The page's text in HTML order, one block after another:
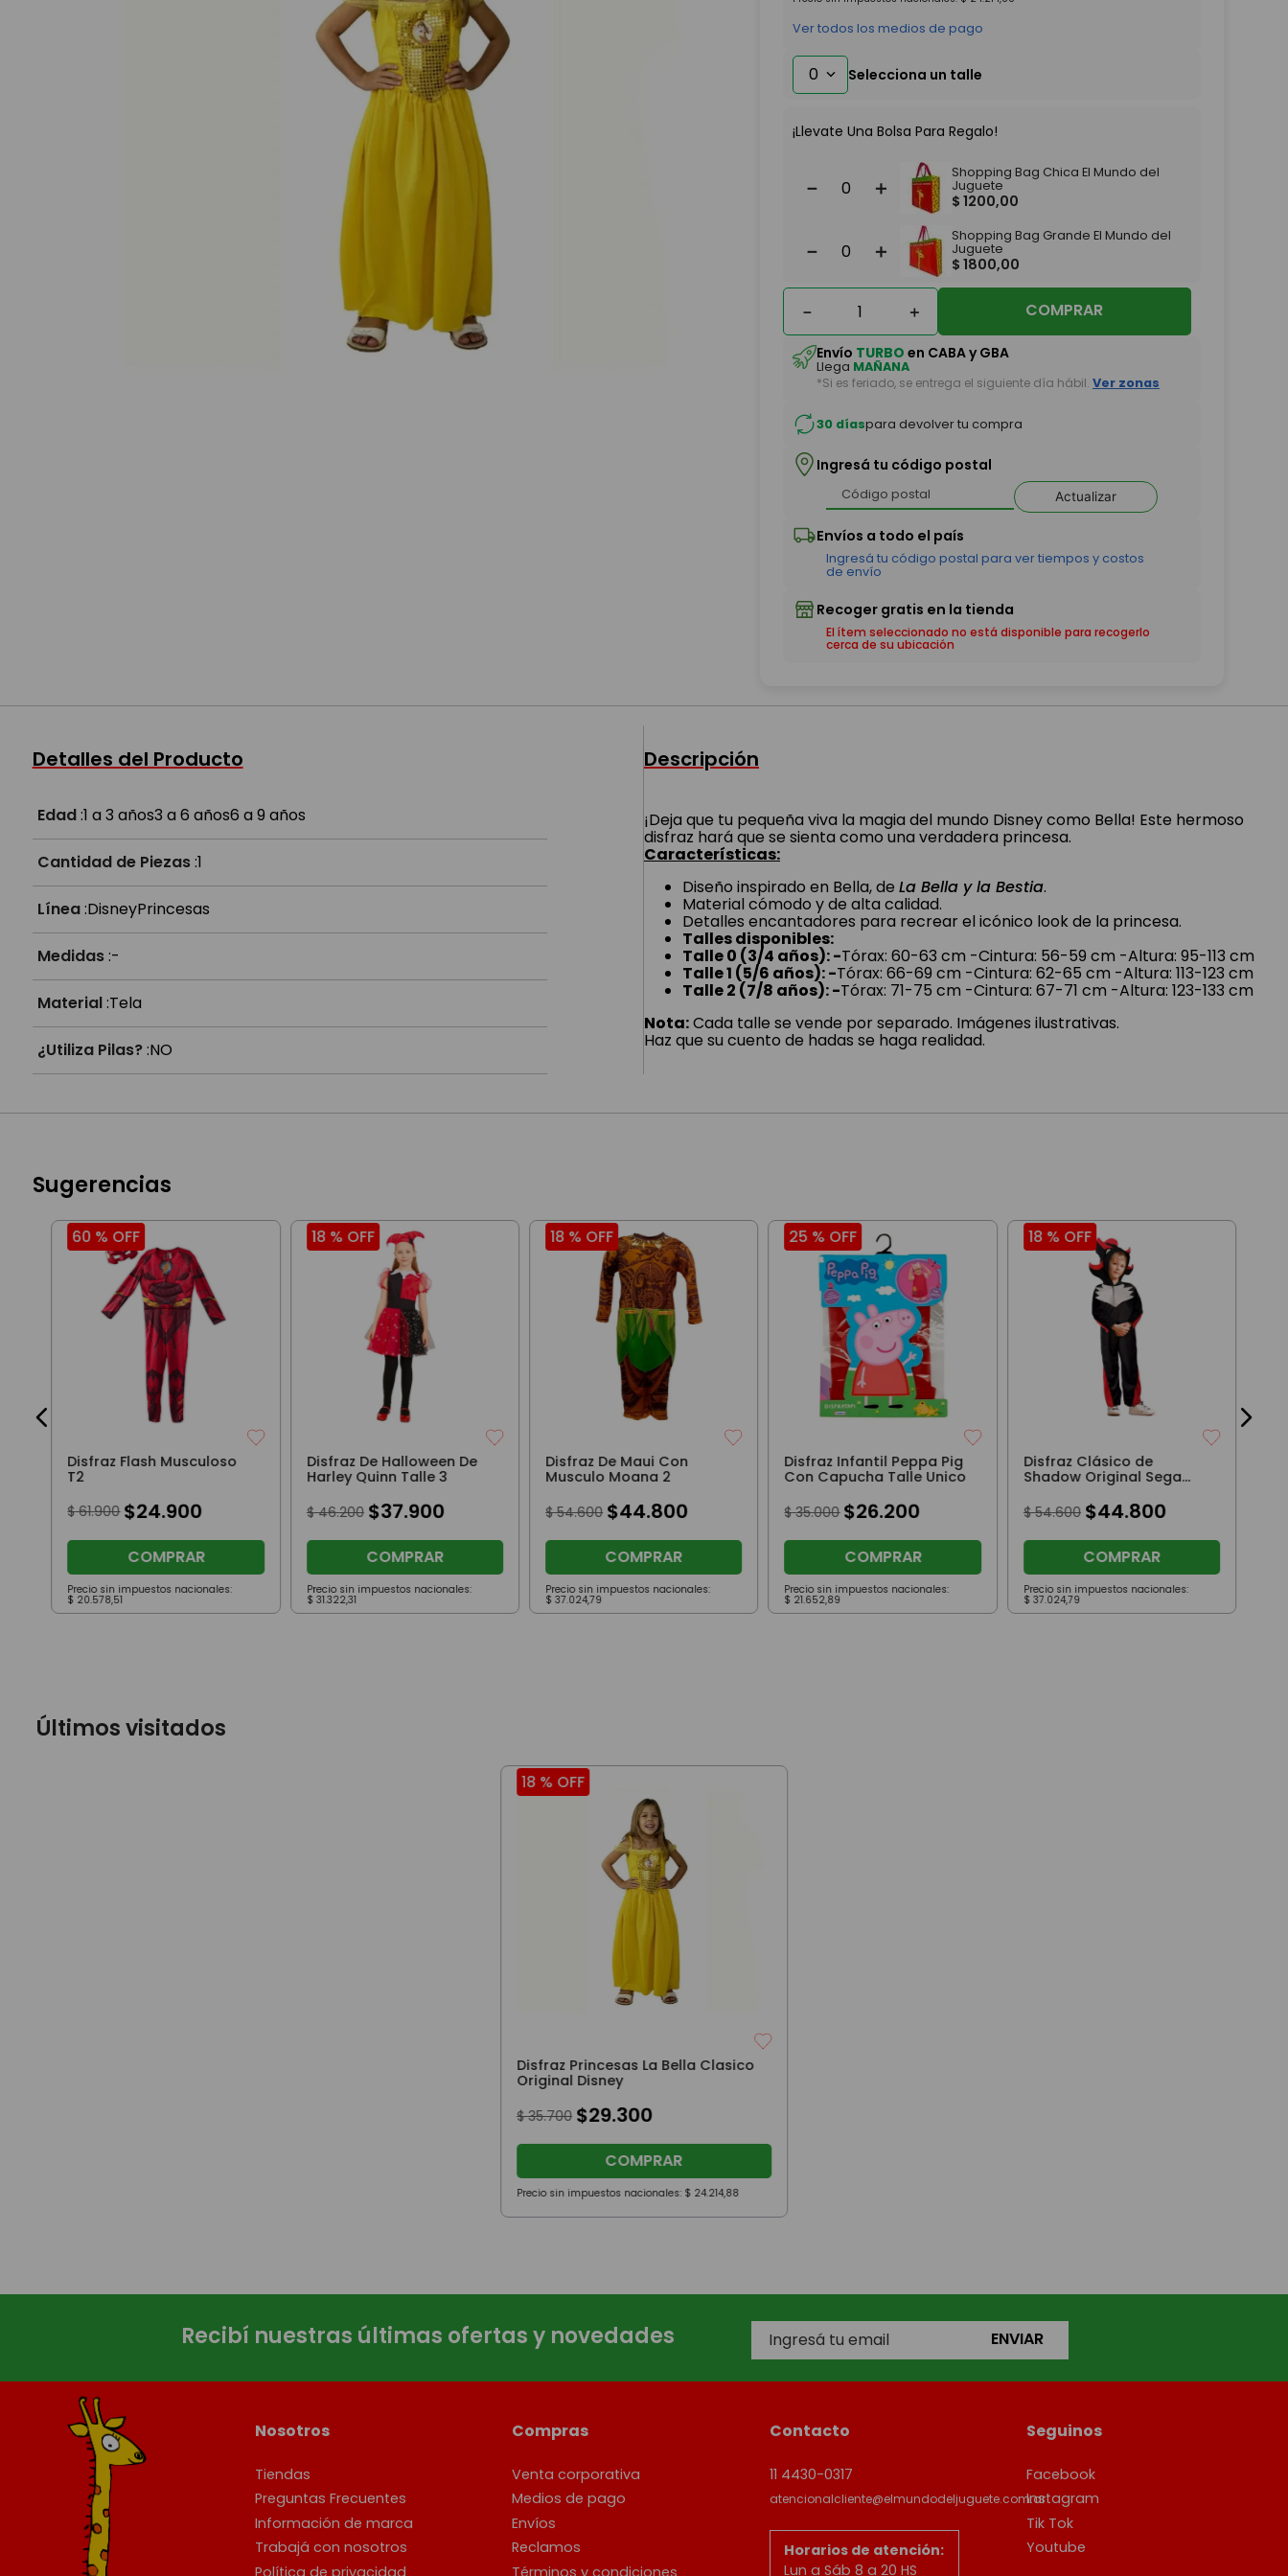
Ver todos los medios de pago
0
¡Llevate Una Bolsa Para Regalo!
＋
－
Shopping Bag Chica El Mundo del
Juguete
$ 1200,00
＋
－
Shopping Bag Grande El Mundo del
Juguete
$ 1800,00
＋
－ COMPRAR
Envío TURBO en CABA y GBA
Llega MAÑANA
*Si es feriado, se entrega el siguiente día hábil. Ver zonas
30 díaspara devolver tu compra
Ingresá tu código postal
Actualizar
El ítem seleccionado no está disponible para recogerlo
cerca de su ubicación
Detalles del Producto
Edad:1 a 3 años3 a 6 años6 a 9 años
Cantidad de Piezas:1
Línea:DisneyPrincesas
Medidas:-
Material:Tela
¿Utiliza Pilas?:NO
Descripción
¡Deja que tu pequeña viva la magia del mundo Disney como Bella! Este hermoso
disfraz hará que se sienta como una verdadera princesa.
Características:
Diseño inspirado en Bella, de La Bella y la Bestia.
Material cómodo y de alta calidad.
Detalles encantadores para recrear el icónico look de la princesa.
Talles disponibles:
Talle 0 (3/4 años): -Tórax: 60-63 cm -Cintura: 56-59 cm -Altura: 95-113 cm
Talle 1 (5/6 años): -Tórax: 66-69 cm -Cintura: 62-65 cm -Altura: 113-123 cm
Talle 2 (7/8 años): -Tórax: 71-75 cm -Cintura: 67-71 cm -Altura: 123-133 cm
Nota:Cada talle se vende por separado. Imágenes ilustrativas.
Haz que su cuento de hadas se haga realidad.
Sugerencias
60 % OFF
Disfraz Flash Musculoso
T2
$ 61.900 $24.900
COMPRAR
Precio sin impuestos nacionales:
$ 20.578,51
18 % OFF
Disfraz De Halloween De
Harley Quinn Talle 3
$ 46.200 $37.900
COMPRAR
Precio sin impuestos nacionales:
$ 31.322,31
18 % OFF
Disfraz De Maui Con
Musculo Moana 2
$ 54.600 $44.800
COMPRAR
Precio sin impuestos nacionales:
$ 37.024,79
25 % OFF
Disfraz Infantil Peppa Pig
Con Capucha Talle Unico
$ 35.000 $26.200
COMPRAR
Precio sin impuestos nacionales:
$ 21.652,89
18 % OFF
Disfraz Clásico de
Shadow Original Sega
$ 54.600 $44.800
COMPRAR
Precio sin impuestos nacionales:
$ 37.024,79
Últimos visitados
18 %OFF
Disfraz Princesas La Bella Clasico
Original Disney
$ 35.700 $29.300
COMPRAR
Precio sin impuestos nacionales: $ 24.214,88
Recibí nuestras últimas ofertas y novedades ENVIAR
Nosotros
Tiendas
Preguntas Frecuentes
Información de marca
Trabajá con nosotros
Política de privacidad
Compras
Venta corporativa
Medios de pago
Envíos
Reclamos
Términos y condiciones
Contacto
11 4430-0317
atencionalcliente@elmundodeljuguete.com.ar
Horarios de atención:
Lun a Sáb 8 a 20 HS
Seguinos
Facebook
Instagram
Tik Tok
Youtube